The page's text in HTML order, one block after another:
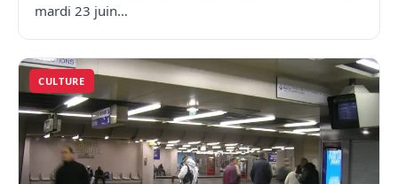
mardi 23 juin…
CULTURE